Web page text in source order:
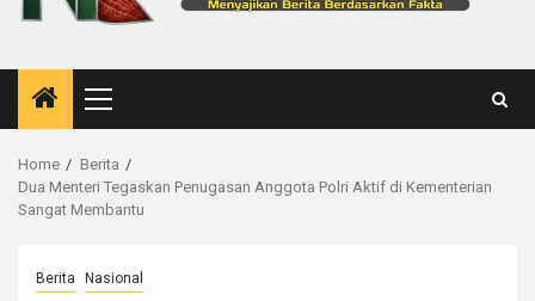
Primary
Menu
Home
Berita
Dua Menteri Tegaskan Penugasan Anggota Polri Aktif di Kementerian
Sangat Membantu
Berita Nasional